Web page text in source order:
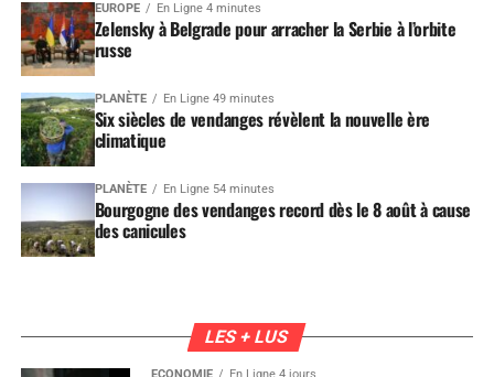
EUROPE En Ligne 4 minutes
Zelensky à Belgrade pour arracher la Serbie à l’orbite
russe
PLANÈTE En Ligne 49 minutes
Six siècles de vendanges révèlent la nouvelle ère
climatique
PLANÈTE En Ligne 54 minutes
Bourgogne des vendanges record dès le 8 août à cause
des canicules
LES + LUS